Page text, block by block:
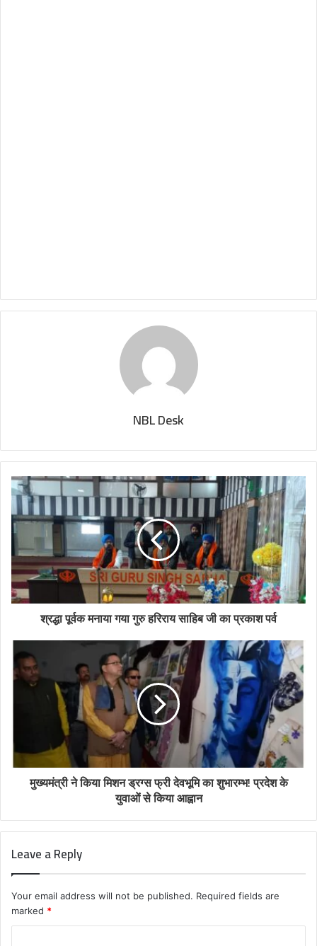
NBL Desk
श्रद्धा पूर्वक मनाया गया गुरु हरिराय साहिब जी का प्रकाश पर्व
मुख्यमंत्री ने किया मिशन ड्रग्स फ्री देवभूमि का शुभारम्भ! प्रदेश के
युवाओं से किया आह्वान
Leave a Reply
Your email address will not be published. Required fields are
marked *